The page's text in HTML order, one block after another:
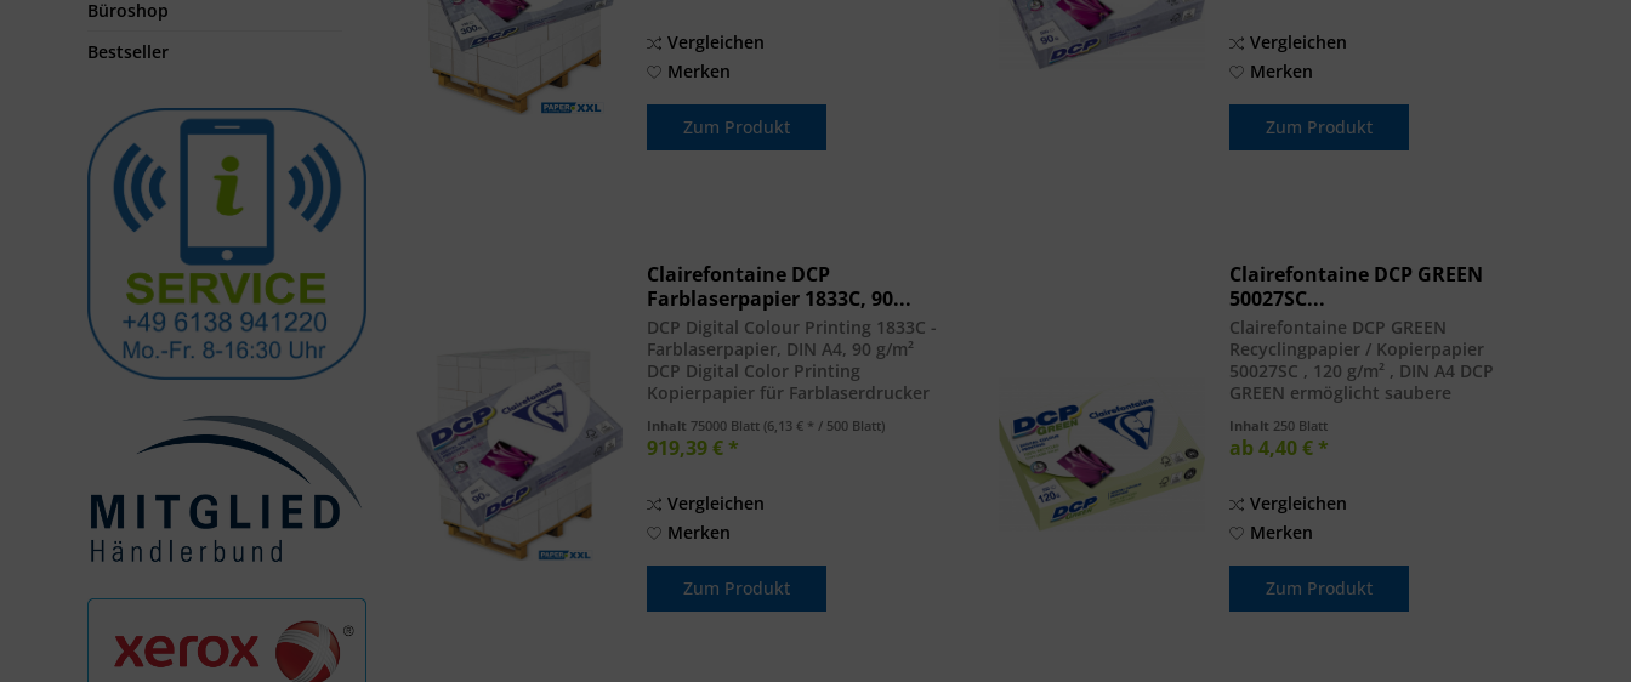
Büroshop
Bestseller
Vergleichen
Merken
Zum Produkt
Vergleichen
Merken
Zum Produkt
Clairefontaine DCP
Farblaserpapier 1833C, 90...
DCP Digital Colour Printing 1833C -
Farblaserpapier, DIN A4, 90 g/m²
DCP Digital Color Printing
Kopierpapier für Farblaserdrucker
75.000 Blatt FSC-zertifiziert, EU-
Ecolabel, elementar chlorfrei (ECF)...
Inhalt75000 Blatt (6,13 € * / 500 Blatt)
919,39 € *
Vergleichen
Merken
Zum Produkt
Clairefontaine DCP GREEN
50027SC...
Clairefontaine DCP GREEN
Recyclingpapier / Kopierpapier
50027SC , 120 g/m² , DIN A4 DCP
GREEN ermöglicht saubere
außergewöhnlichen Glätte und
Planlage. Die hohe Weisse und die
Inhalt 250 Blatt
ab 4,40 € *
Vergleichen
Merken
Zum Produkt